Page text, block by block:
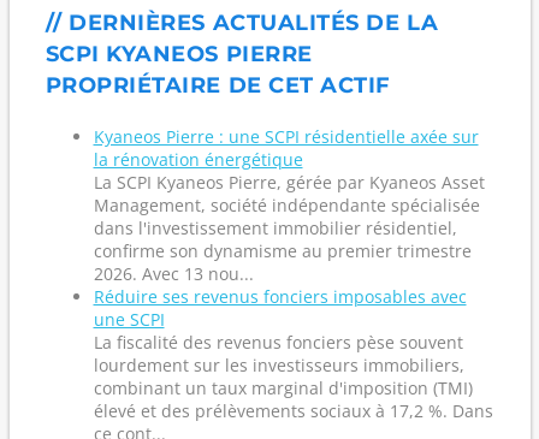
// DERNIÈRES ACTUALITÉS DE LA
SCPI KYANEOS PIERRE
PROPRIÉTAIRE DE CET ACTIF
Kyaneos Pierre : une SCPI résidentielle axée sur
la rénovation énergétique
La SCPI Kyaneos Pierre, gérée par Kyaneos Asset
Management, société indépendante spécialisée
dans l'investissement immobilier résidentiel,
confirme son dynamisme au premier trimestre
2026. Avec 13 nou...
Réduire ses revenus fonciers imposables avec
une SCPI
La fiscalité des revenus fonciers pèse souvent
lourdement sur les investisseurs immobiliers,
combinant un taux marginal d'imposition (TMI)
élevé et des prélèvements sociaux à 17,2 %. Dans
ce cont...